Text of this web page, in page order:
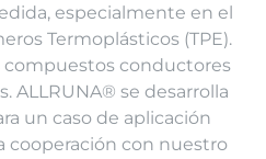
especialmente en el
Termoplásticos (TPE).
conductores
ALLRUNA® se desarrolla
un caso de aplicación
cooperación con nuestro